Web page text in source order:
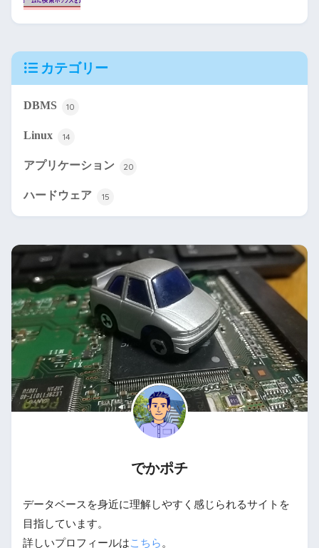
カテゴリー
DBMS 10
Linux 14
アプリケーション 20
ハードウェア 15
でかポチ
データベースを身近に理解しやすく感じられるサイトを
目指しています。
詳しいプロフィールはこちら。